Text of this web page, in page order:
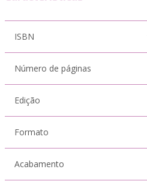
ISBN
Número de páginas
Edição
Formato
Acabamento